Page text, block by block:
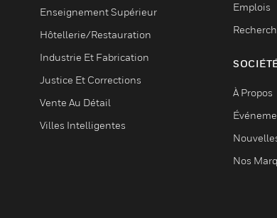
Enseignement Supérieur
Hôtellerie/Restauration
Industrie Et Fabrication
Justice Et Corrections
Vente Au Détail
Villes Intelligentes
Emplois
À Propos
Nos